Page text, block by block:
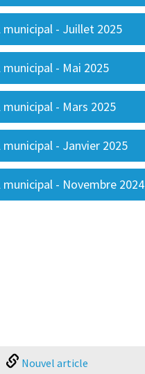
municipal - Juillet 2025
- Mai 2025
- Mars 2025
municipal - Janvier 2025
municipal - Novembre 2024
Nouvel article